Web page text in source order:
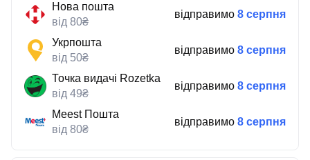
Нова пошта
від 80₴
відправимо 8 серпня
Укрпошта
від 50₴
відправимо 8 серпня
Точка видачі Rozetka
від 49₴
відправимо 8 серпня
Meest Пошта
від 80₴
відправимо 8 серпня